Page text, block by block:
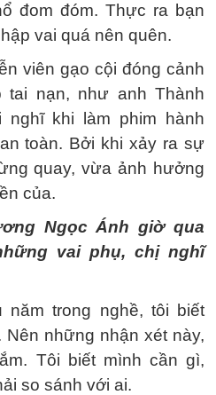
đom đóm. Thực ra bạn
vai quá nên quên.
viên gạo cội đóng cảnh
tai nạn, như anh Thành
nghĩ khi làm phim hành
toàn. Bởi khi xảy ra sự
quay, vừa ảnh hưởng
của.
Ngọc Ánh giờ qua
vai phụ, chị nghĩ
năm trong nghề, tôi biết
những nhận xét này,
Tôi biết mình cần gì,
so sánh với ai.